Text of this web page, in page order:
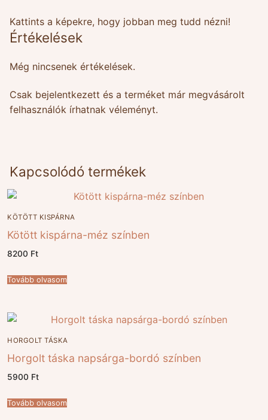
Kattints a képekre, hogy jobban meg tudd nézni!
Értékelések
Még nincsenek értékelések.
Csak bejelentkezett és a terméket már megvásárolt
felhasználók írhatnak véleményt.
Kapcsolódó termékek
KÖTÖTT KISPÁRNA
Kötött kispárna-méz színben
8200 Ft
Tovább olvasom
HORGOLT TÁSKA
Horgolt táska napsárga-bordó színben
5900 Ft
Tovább olvasom